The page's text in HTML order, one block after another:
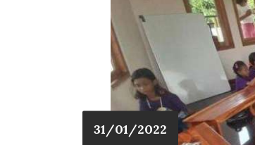
31/01/2022